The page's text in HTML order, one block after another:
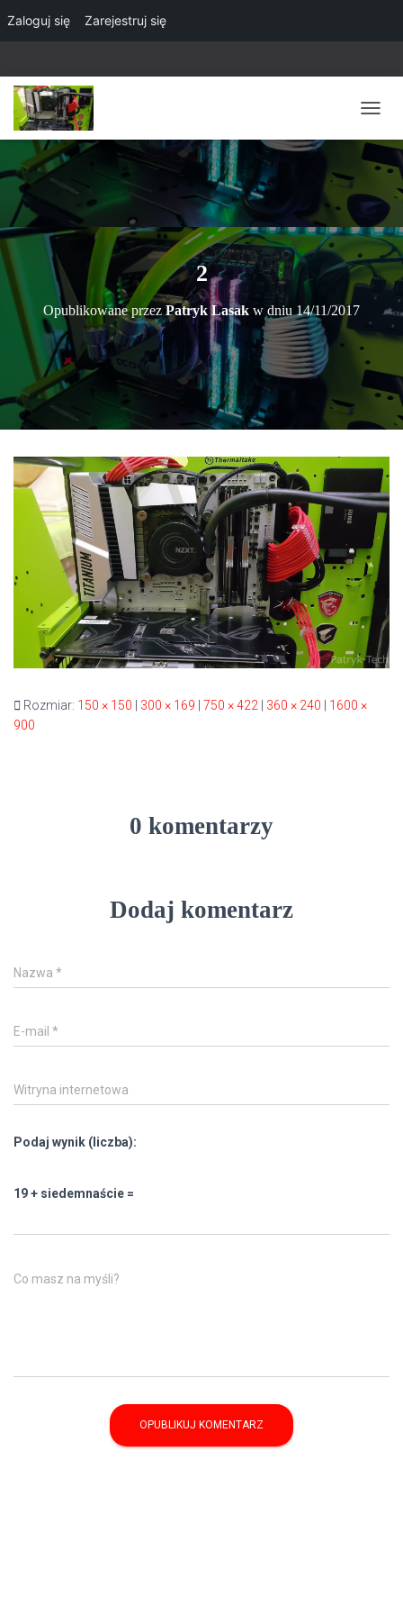
Zaloguj się Zarejestruj się
R
E
Ą
C
Z
N
A
G
C
Ę
2
Opublikowane przezPatryk Lasak w dniu 14/11/2017
Rozmiar: 150 × 150 300 × 169 750 × 422 360 × 240
1600 ×
900
0 komentarzy
Dodaj komentarz
Nazwa *
E-mail *
Witryna internetowa
Podaj wynik (liczba):
19 + siedemnaście =
Co masz na myśli?